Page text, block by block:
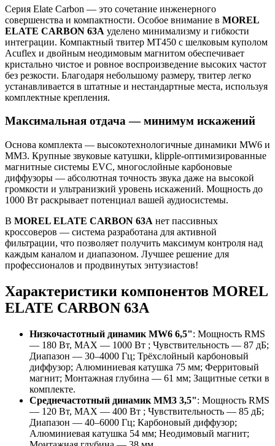
Серия Elate Carbon — это сочетание инженерного
совершенства и компактности. Особое внимание в MOREL
ELATE CARBON 63A уделено минимализму и гибкости
интеграции. Компактный твитер MT450 с шелковым куполом
Acuflex и двойным неодимовым магнитом обеспечивает
кристально чистое и ровное воспроизведение высоких частот
без резкости. Благодаря небольшому размеру, твитер легко
устанавливается в штатные и нестандартные места, используя
комплектные крепления.
Максимальная отдача — минимум искажений
Основа комплекта — высокотехнологичные динамики MW6 и
MM3. Крупные звуковые катушки, klipple-оптимизированные
магнитные системы EVC, многослойные карбоновые
диффузоры — абсолютная точность звука даже на высокой
громкости и ультранизкий уровень искажений. Мощность до
1000 Вт раскрывает потенциал вашей аудиосистемы.
В MOREL ELATE CARBON 63A нет пассивных
кроссоверов — система разработана для активной
фильтрации, что позволяет получить максимум контроля над
каждым каналом и диапазоном. Лучшее решение для
профессионалов и продвинутых энтузиастов!
Характеристики компонентов MOREL
ELATE CARBON 63A
Низкочастотный динамик MW6 6,5": Мощность RMS
— 180 Вт, MAX — 1000 Вт ; Чувствительность — 87 дБ;
Диапазон — 30–4000 Гц; Трёхслойный карбоновый
диффузор; Алюминиевая катушка 75 мм; Ферритовый
магнит; Монтажная глубина — 61 мм; Защитные сетки в
комплекте.
Среднечастотный динамик MM3 3,5": Мощность RMS
— 120 Вт, MAX — 400 Вт ; Чувствительность — 85 дБ;
Диапазон — 40–6000 Гц; Карбоновый диффузор;
Алюминиевая катушка 54 мм; Неодимовый магнит;